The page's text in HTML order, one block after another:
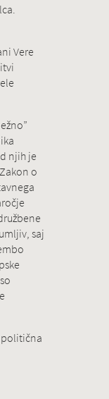
Vere
njih je
o
saj
politična